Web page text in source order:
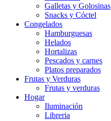
Galletas y Golosinas
Snacks y Cóctel
Congelados
Hamburguesas
Helados
Hortalizas
Pescados y carnes
Platos preparados
Frutas y Verduras
Frutas y verduras
Hogar
Iluminación
Libreria